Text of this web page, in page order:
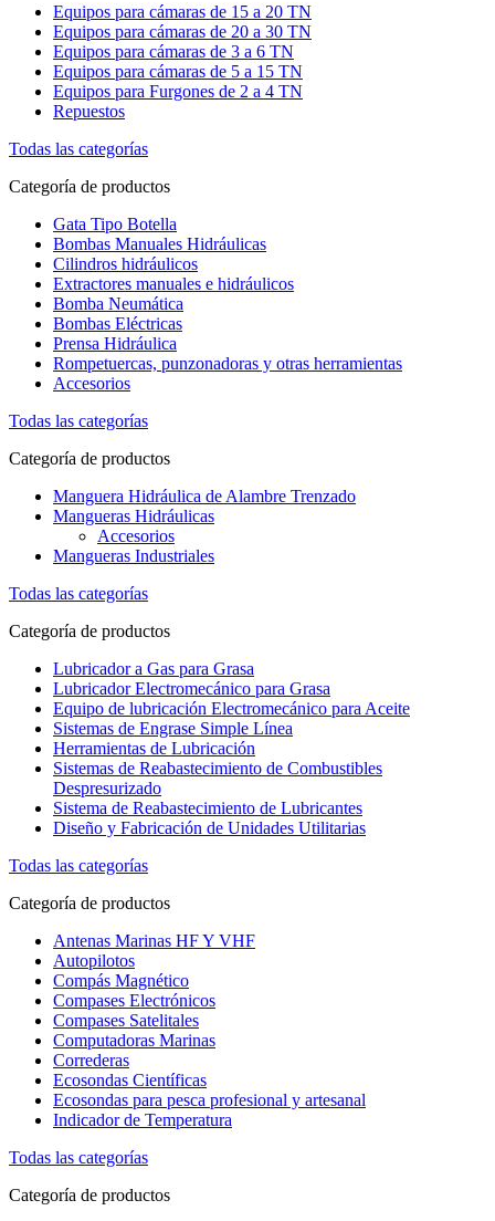
Equipos para cámaras de 15 a 20 TN
Equipos para cámaras de 20 a 30 TN
Equipos para cámaras de 3 a 6 TN
Equipos para cámaras de 5 a 15 TN
Equipos para Furgones de 2 a 4 TN
Repuestos
Todas las categorías
Categoría de productos
Gata Tipo Botella
Bombas Manuales Hidráulicas
Cilindros hidráulicos
Extractores manuales e hidráulicos
Bomba Neumática
Bombas Eléctricas
Prensa Hidráulica
Rompetuercas, punzonadoras y otras herramientas
Accesorios
Todas las categorías
Categoría de productos
Manguera Hidráulica de Alambre Trenzado
Mangueras Hidráulicas
Accesorios
Mangueras Industriales
Todas las categorías
Categoría de productos
Lubricador a Gas para Grasa
Lubricador Electromecánico para Grasa
Equipo de lubricación Electromecánico para Aceite
Sistemas de Engrase Simple Línea
Herramientas de Lubricación
Sistemas de Reabastecimiento de Combustibles
Despresurizado
Sistema de Reabastecimiento de Lubricantes
Diseño y Fabricación de Unidades Utilitarias
Todas las categorías
Categoría de productos
Antenas Marinas HF Y VHF
Autopilotos
Compás Magnético
Compases Electrónicos
Compases Satelitales
Computadoras Marinas
Correderas
Ecosondas Científicas
Ecosondas para pesca profesional y artesanal
Indicador de Temperatura
Todas las categorías
Categoría de productos